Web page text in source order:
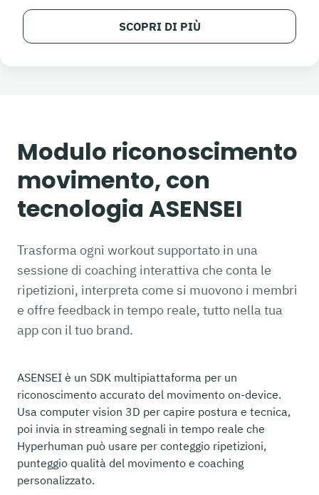
SCOPRI DI PIÙ
Modulo riconoscimento
movimento, con
tecnologia ASENSEI
Trasforma ogni workout supportato in una
sessione di coaching interattiva che conta le
ripetizioni, interpreta come si muovono i membri
e offre feedback in tempo reale, tutto nella tua
app con il tuo brand.
ASENSEI è un SDK multipiattaforma per un
riconoscimento accurato del movimento on-device.
Usa computer vision 3D per capire postura e tecnica,
poi invia in streaming segnali in tempo reale che
Hyperhuman può usare per conteggio ripetizioni,
punteggio qualità del movimento e coaching
personalizzato.